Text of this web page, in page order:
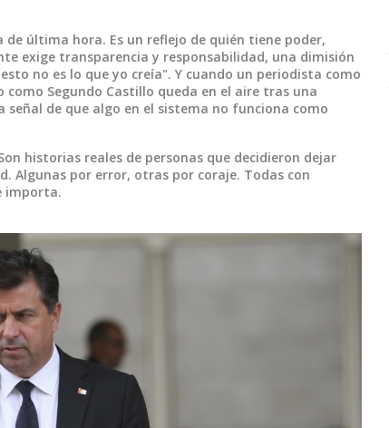
última hora. Es un reflejo de quién tiene poder,
exige transparencia y responsabilidad, una dimisión
no es lo que yo creía". Y cuando un periodista como
Segundo Castillo queda en el aire tras una
de que algo en el sistema no funciona como
historias reales de personas que decidieron dejar
Algunas por error, otras por coraje. Todas con
importa.